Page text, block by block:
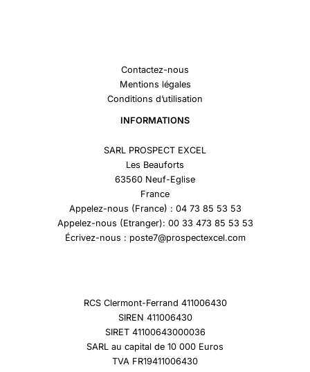
Contactez-nous
Mentions légales
Conditions d’utilisation
INFORMATIONS
SARL PROSPECT EXCEL
Les Beauforts
63560 Neuf-Eglise
France
Appelez-nous (France) : 04 73 85 53 53
Appelez-nous (Etranger): 00 33 473 85 53 53
Écrivez-nous : poste7@prospectexcel.com
RCS Clermont-Ferrand 411006430
SIREN 411006430
SIRET 41100643000036
SARL au capital de 10 000 Euros
TVA FR19411006430